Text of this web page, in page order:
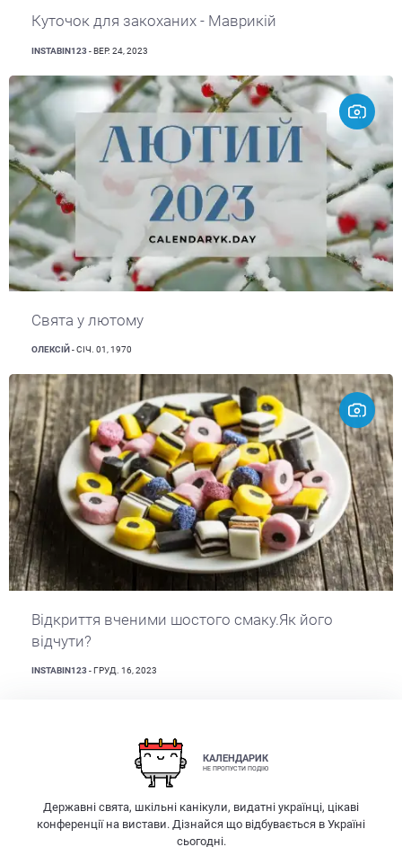
Куточок для закоханих - Маврикій
INSTABIN123 - ВЕР. 24, 2023
Свята у лютому
ОЛЕКСІЙ - СІЧ. 01, 1970
Відкриття вченими шостого смаку.Як його
відчути?
INSTABIN123 - ГРУД. 16, 2023
КАЛЕНДАРИК
НЕ ПРОПУСТИ ПОДІЮ
Державні свята, шкільні канікули, видатні українці, цікаві
конференції на вистави. Дізнайся що відбувається в Україні
сьогодні.